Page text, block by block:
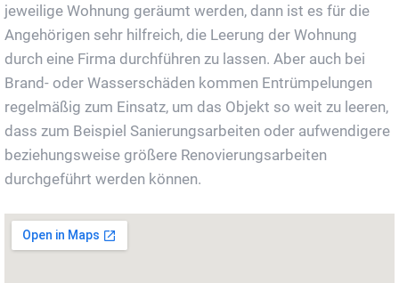
jeweilige Wohnung geräumt werden, dann ist es für die
Angehörigen sehr hilfreich, die Leerung der Wohnung
durch eine Firma durchführen zu lassen. Aber auch bei
Brand- oder Wasserschäden kommen Entrümpelungen
regelmäßig zum Einsatz, um das Objekt so weit zu leeren,
dass zum Beispiel Sanierungsarbeiten oder aufwendigere
beziehungsweise größere Renovierungsarbeiten
durchgeführt werden können.